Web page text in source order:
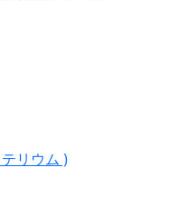
リウム )